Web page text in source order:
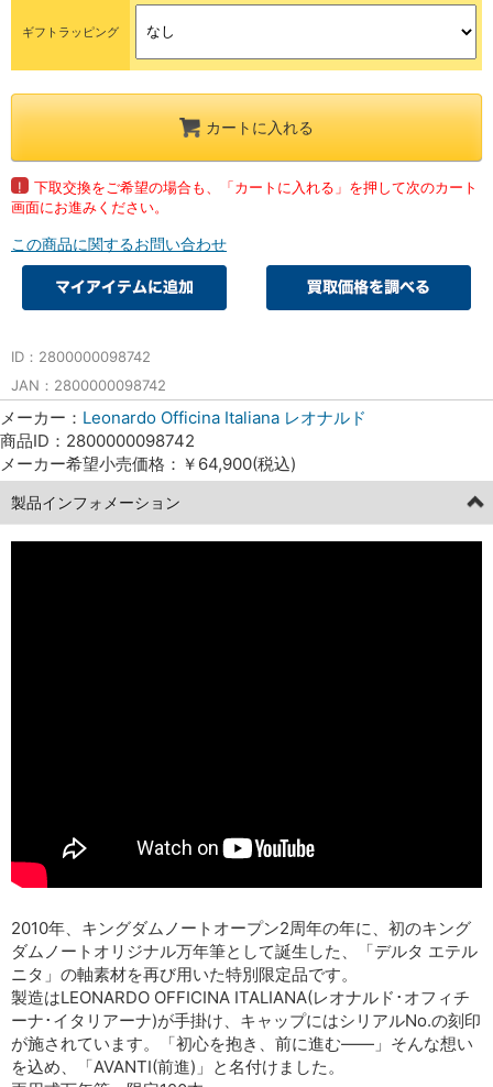
ギフトラッピング
カートに入れる
!
下取交換をご希望の場合も、「カートに入れる」を押して次のカート
画面にお進みください。
この商品に関するお問い合わせ
ID：2800000098742
JAN：2800000098742
メーカー： Leonardo Officina Italiana レオナルド
商品ID：2800000098742
メーカー希望小売価格：￥64,900(税込)
製品インフォメーション
2010年、キングダムノートオープン2周年の年に、初のキング
ダムノートオリジナル万年筆として誕生した、「デルタ エテル
ニタ」の軸素材を再び用いた特別限定品です。
製造はLEONARDO OFFICINA ITALIANA(レオナルド･オフィチ
ーナ･イタリアーナ)が手掛け、キャップにはシリアルNo.の刻印
が施されています。「初心を抱き、前に進む――」そんな想い
を込め、「AVANTI(前進)」と名付けました。